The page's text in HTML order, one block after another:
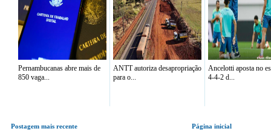
Pernambucanas abre mais de
850 vaga...
ANTT autoriza desapropriação
para o...
Ancelotti aposta no
4-4-2 d...
Postagem mais recente Página inicial